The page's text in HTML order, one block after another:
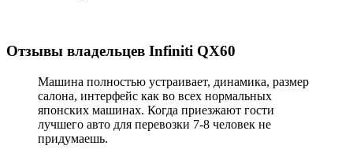
Отзывы владельцев Infiniti QX60
Машина полностью устраивает, динамика, размер
салона, интерфейс как во всех нормальных
японских машинах. Когда приезжают гости
лучшего авто для перевозки 7-8 человек не
придумаешь.